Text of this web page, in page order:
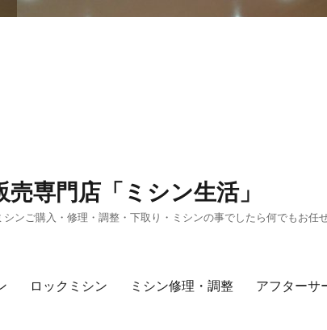
専門店「ミシン生活」
ンご購入・修理・調整・下取り・ミシンの事でしたら何でもお任
ロックミシン ミシン修理・調整 アフターサ